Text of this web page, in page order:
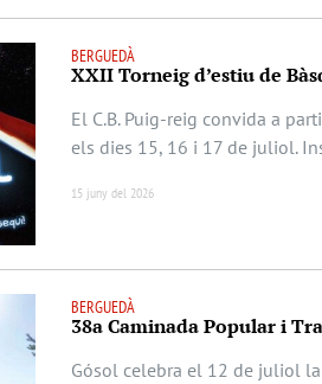
BERGUEDÀ
XXII Torneig d’estiu de
El C.B. Puig-reig convida a
els dies 15, 16 i 17 de juliol.
15 juny del 2026
BERGUEDÀ
38a Caminada Popular i
Gósol celebra el 12 de juliol